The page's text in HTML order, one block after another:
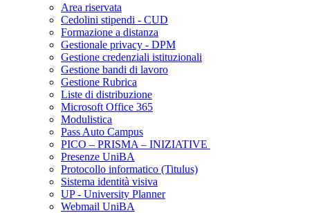
Area riservata
Cedolini stipendi - CUD
Formazione a distanza
Gestionale privacy - DPM
Gestione credenziali istituzionali
Gestione bandi di lavoro
Gestione Rubrica
Liste di distribuzione
Microsoft Office 365
Modulistica
Pass Auto Campus
PICO – PRISMA – INIZIATIVE
Presenze UniBA
Protocollo informatico (Titulus)
Sistema identità visiva
UP - University Planner
Webmail UniBA